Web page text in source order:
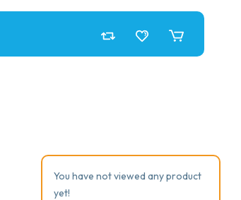
You have not viewed any product
yet!